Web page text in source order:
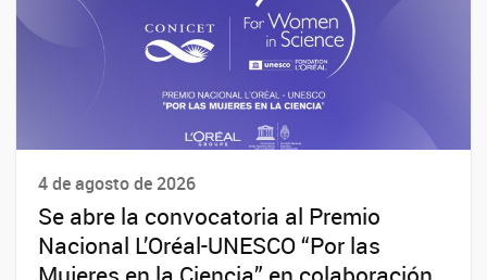
4 de agosto de 2026
Se abre la convocatoria al Premio
Nacional L’Oréal-UNESCO “Por las